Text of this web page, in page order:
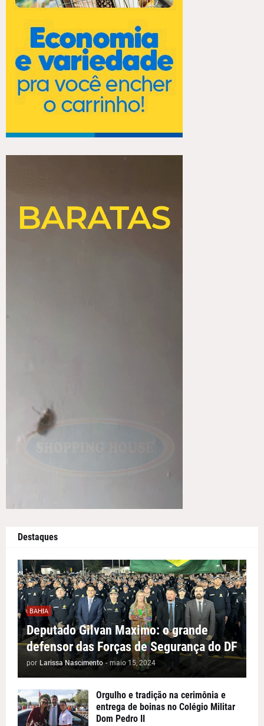
Destaques
BAHIA
Deputado Gilvan Maximo: o grande
defensor das Forças de Segurança do DF
por Larissa Nascimento - maio 15, 2024
Orgulho e tradição na cerimônia e
entrega de boinas no Colégio Militar
Dom Pedro II